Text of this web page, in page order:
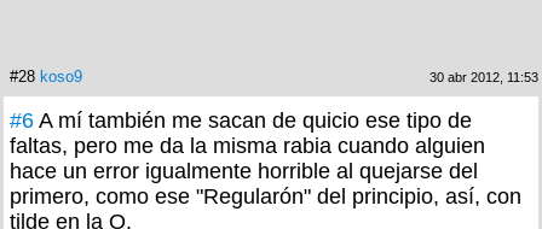
#28 koso9 30 abr 2012, 11:53
#6 A mí también me sacan de quicio ese tipo de
faltas, pero me da la misma rabia cuando alguien
hace un error igualmente horrible al quejarse del
primero, como ese "Regularón" del principio, así, con
tilde en la O.